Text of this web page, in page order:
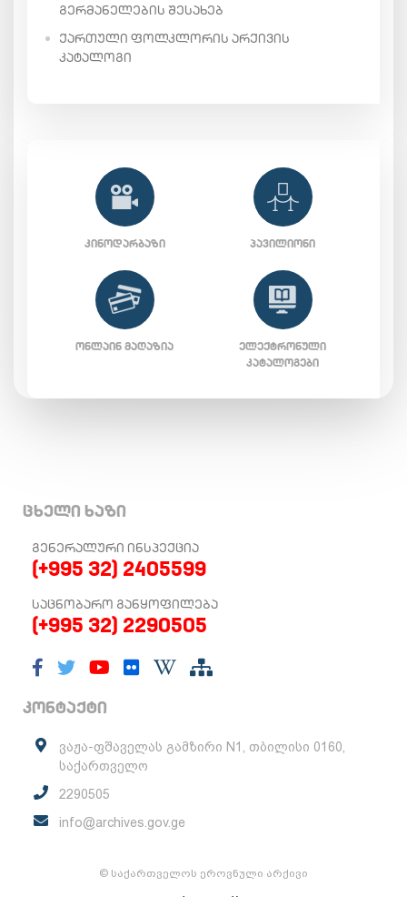
ᲒᲔᲠᲛᲐᲜᲔᲚᲔᲑᲘᲡ ᲨᲔᲡᲐᲮᲔᲑ
ᲥᲐᲠᲗᲣᲚᲘ ᲤᲝᲚᲙᲚᲝᲠᲘᲡ ᲐᲠᲥᲘᲕᲘᲡ
ᲙᲐᲢᲐᲚᲝᲒᲘ
ᲙᲘᲜᲝᲓᲐᲠᲑᲐᲖᲘ ᲞᲐᲕᲘᲚᲘᲝᲜᲘ
ᲝᲜᲚᲐᲘᲜ ᲛᲐᲦᲐᲖᲘᲐ
ᲔᲚᲔᲥᲢᲠᲝᲜᲣᲚᲘ
ᲙᲐᲢᲐᲚᲝᲒᲔᲑᲘ
ცხელი ხაზი
ᲒᲔᲜᲔᲠᲐᲚᲣᲠᲘ ᲘᲜᲡᲞᲔᲥᲪᲘᲐ
(+995 32) 2405599
ᲡᲐᲪᲜᲝᲑᲐᲠᲝ ᲒᲐᲜᲧᲝᲤᲘᲚᲔᲑᲐ
(+995 32) 2290505
კონტაქტი
ვაჟა-ფშაველას გამზირი N1, თბილისი 0160,
საქართველო
2290505
info@archives.gov.ge
© საქართველოს ეროვნული არქივი